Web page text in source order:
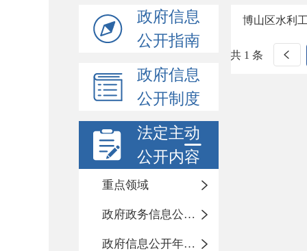
政府信息
公开指南
政府信息
公开制度
法定主动
公开内容
重点领域
政府政务信息公开目录
政府信息公开年度报告
博山区水利
共 1 条